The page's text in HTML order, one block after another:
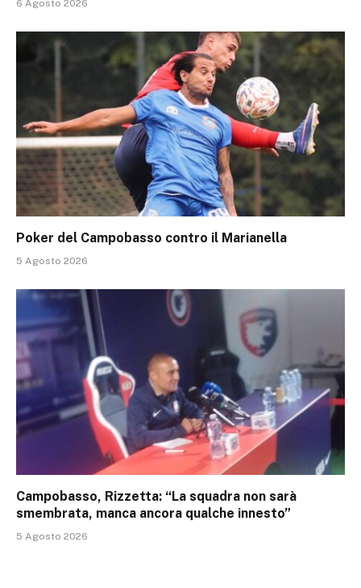
6 Agosto 2026
Poker del Campobasso contro il Marianella
5 Agosto 2026
Campobasso, Rizzetta: “La squadra non sarà
smembrata, manca ancora qualche innesto”
5 Agosto 2026